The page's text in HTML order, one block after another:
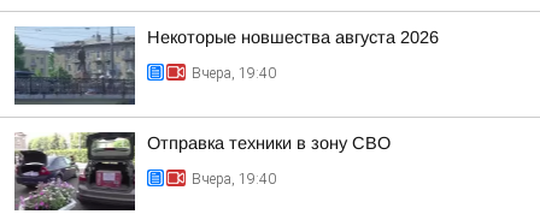
Некоторые новшества августа 2026
Вчера, 19:40
Отправка техники в зону СВО
Вчера, 19:40